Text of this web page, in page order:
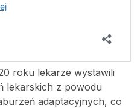
roku lekarze wystawili
lekarskich z powodu
adaptacyjnych, co